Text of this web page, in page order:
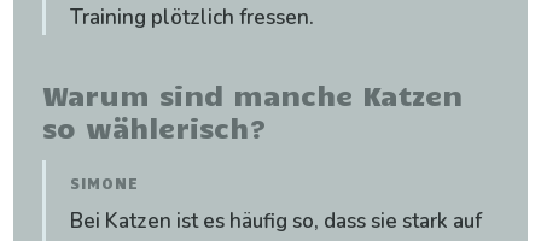
Training plötzlich fressen.
Warum sind manche Katzen
so wählerisch?
SIMONE
Bei Katzen ist es häufig so, dass sie stark auf